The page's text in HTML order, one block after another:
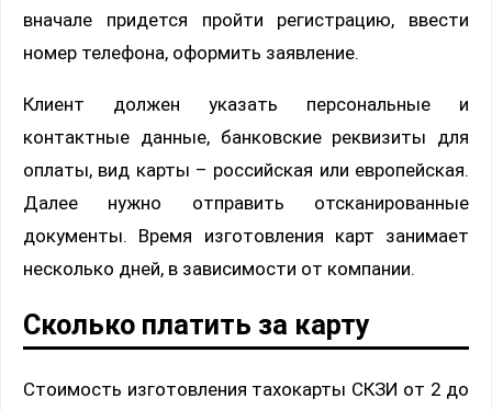
вначале придется пройти регистрацию, ввести
номер телефона, оформить заявление.
Клиент должен указать персональные и
контактные данные, банковские реквизиты для
оплаты, вид карты – российская или европейская.
Далее нужно отправить отсканированные
документы. Время изготовления карт занимает
несколько дней, в зависимости от компании.
Сколько платить за карту
Стоимость изготовления тахокарты СКЗИ от 2 до